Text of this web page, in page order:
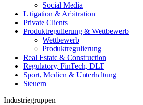
Social Media
Litigation & Arbitration
Private Clients
Produktregulierung & Wettbewerb
Wettbewerb
Produktregulierung
Real Estate & Construction
Regulatory, FinTech, DLT
Sport, Medien & Unterhaltung
Steuern
Industriegruppen